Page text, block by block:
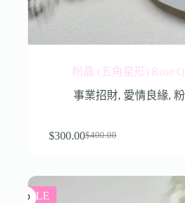
粉晶 (五角星形) Rose
事業招財, 愛情良緣,
$400.00
$300.00
SALE